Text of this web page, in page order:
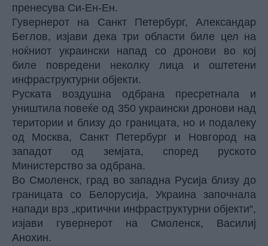
пренесува Си-Ен-Ен.
Гувернерот на Санкт Петербург, Александар
Беглов, изјави дека три области биле цел на
ноќниот украински напад со дронови во кој
биле повредени неколку лица и оштетени
инфраструктурни објекти.
Руската воздушна одбрана пресретнала и
уништила повеќе од 350 украински дронови над
територии и близу до границата, но и подалеку
од Москва, Санкт Петербург и Новгород на
западот од земјата, според руското
Министерство за одбрана.
Во Смоленск, град во западна Русија близу до
границата со Белорусија, Украина започнала
напади врз „критични инфраструктурни објекти“,
изјави гувернерот на Смоленск, Василиј
Анохин.